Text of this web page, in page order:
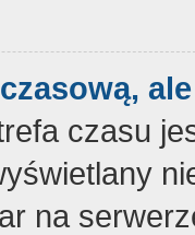
czasu
na